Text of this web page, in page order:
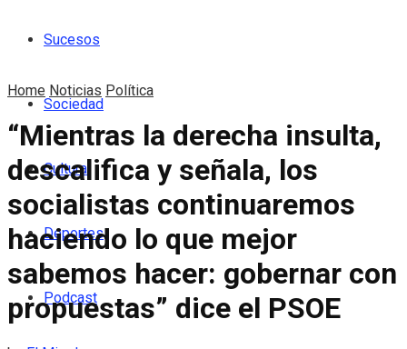
Sucesos
Sociedad
Cultura
Deportes
Podcast
Home Noticias Política
“Mientras la derecha insulta,
descalifica y señala, los
socialistas continuaremos
haciendo lo que mejor
sabemos hacer: gobernar con
propuestas” dice el PSOE